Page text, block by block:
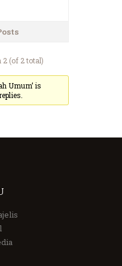
2 (of 2 total)
Umum’ is